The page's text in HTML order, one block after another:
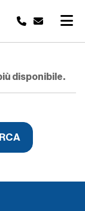
disponibile.